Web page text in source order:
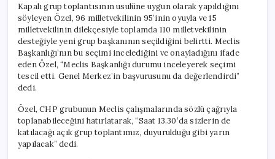
Kapalı grup toplantısının usulüne uygun olarak yapıldığını
söyleyen Özel, 96 milletvekilinin 95’inin oyuyla ve 15
milletvekilinin dilekçesiyle toplamda 110 milletvekilinin
desteğiyle yeni grup başkanının seçildiğini belirtti. Meclis
Başkanlığı’nın bu seçimi incelediğini ve onayladığını ifade
eden Özel, “Meclis Başkanlığı durumu inceleyerek seçimi
tescil etti. Genel Merkez’in başvurusunu da değerlendirdi”
dedi.
Özel, CHP grubunun Meclis çalışmalarında sözlü çağrıyla
toplanabileceğini hatırlatarak, “Saat 13.30’da sizlerin de
katılacağı açık grup toplantımız, duyurulduğu gibi yarın
yapılacak” dedi.